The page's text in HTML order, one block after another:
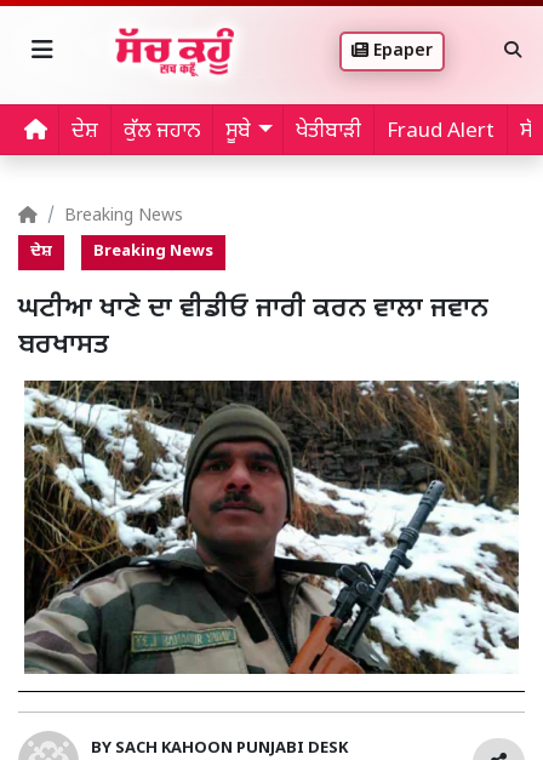
Epaper
ਦੇਸ਼ ਕੁੱਲ ਜਹਾਨ ਸੂਬੇ ਖੇਤੀਬਾੜੀ Fraud Alert
Breaking News
ਦੇਸ਼ Breaking News
ਘਟੀਆ ਖਾਣੇ ਦਾ ਵੀਡੀਓ ਜਾਰੀ ਕਰਨ ਵਾਲਾ ਜਵਾਨ
ਬਰਖਾਸਤ
BY SACH KAHOON PUNJABI DESK